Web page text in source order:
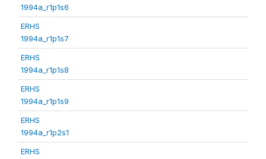
1994a_r1p1s6
ERHS
1994a_r1p1s7
ERHS
1994a_r1p1s8
ERHS
1994a_r1p1s9
ERHS
1994a_r1p2s1
ERHS